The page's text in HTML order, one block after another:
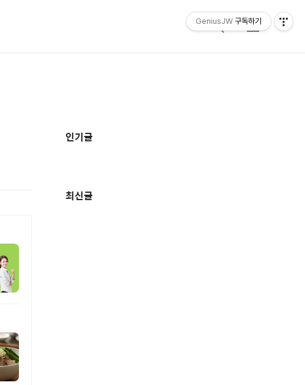
검
메
가
인기글
최신글
GeniusJW 구독하기